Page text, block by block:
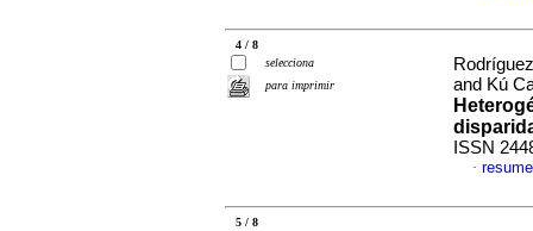
4 / 8
selecciona
para imprimir
and Kú
ISSN
·
5 / 8